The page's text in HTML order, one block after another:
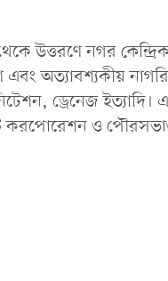
উত্তরণে নগর
এবং অত্যাবশ্যকীয়
ড্রেনেজ ইত্যাদি।
করপোরেশন ও